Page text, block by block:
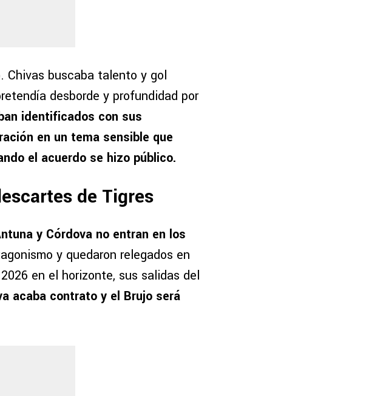
Chivas buscaba talento y gol
desborde y profundidad por
identificados con sus
en un tema sensible que
el acuerdo se hizo público.
de Tigres
y Córdova no entran en los
y quedaron relegados en
en el horizonte, sus salidas del
acaba contrato y el Brujo será